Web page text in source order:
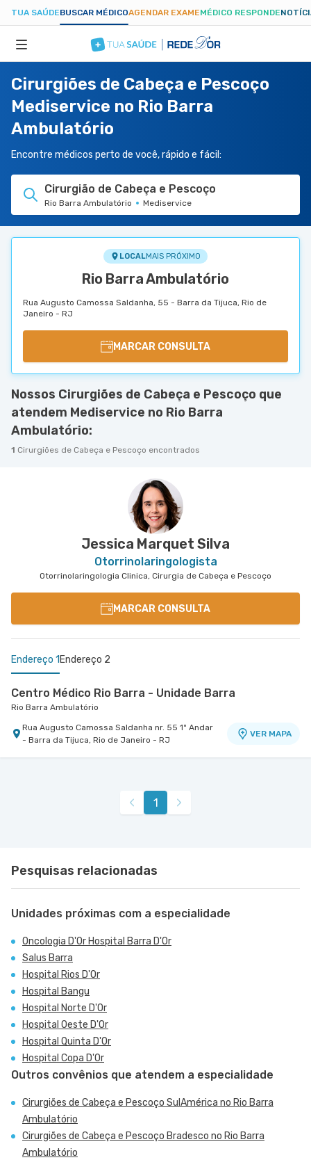
TUA SAÚDEBUSCAR MÉDICOAGENDAR EXAMEMÉDICO RESPONDE
ESPECIALIDADES
HOSPITAIS
TUASAUDE.COM
Cirurgiões de Cabeça e Pescoço
Mediservice no Rio Barra
Ambulatório
Encontre médicos perto de você, rápido e fácil:
Cirurgião de Cabeça e Pescoço
Rio Barra Ambulatório Mediservice
LOCALMAIS PRÓXIMO
Rio Barra Ambulatório
Rua Augusto Camossa Saldanha, 55 - Barra da Tijuca, Rio de
Janeiro - RJ
MARCAR CONSULTA
Nossos Cirurgiões de Cabeça e Pescoço que
atendem Mediservice no Rio Barra
Ambulatório:
1 Cirurgiões de Cabeça e Pescoço encontrados
Jessica Marquet Silva
Otorrinolaringologista
Otorrinolaringologia Clinica, Cirurgia de Cabeça e Pescoço
MARCAR CONSULTA
Endereço 1 Endereço 2
Centro Médico Rio Barra - Unidade Barra
Rio Barra Ambulatório
Rua Augusto Camossa Saldanha nr. 55 1º Andar
- Barra da Tijuca, Rio de Janeiro - RJ
VER MAPA
Centro Médico Rios D'Or- Unidade Freguesia
Estrada Dos Tres Rios nr. 1366 - Freguesia
Jacarepagua, Rio de Janeiro - RJ1
Pesquisas relacionadas
Unidades próximas com a especialidade
Oncologia D'Or Hospital Barra D'Or
Salus Barra
Hospital Rios D'Or
Hospital Bangu
Hospital Norte D'Or
Hospital Oeste D'Or
Hospital Quinta D'Or
Hospital Copa D'Or
Outros convênios que atendem a especialidade
Cirurgiões de Cabeça e Pescoço SulAmérica no Rio Barra
Ambulatório
Cirurgiões de Cabeça e Pescoço Bradesco no Rio Barra
Ambulatório